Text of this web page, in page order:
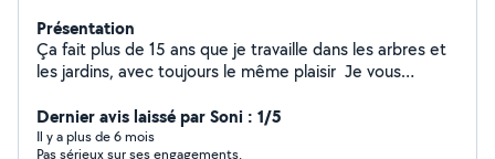
Présentation
Ça fait plus de 15 ans que je travaille dans les arbres et
les jardins, avec toujours le même plaisir Je vous
Abattage en toute sécurité - Entretien de jardin (haies,
tonte, débroussaillage) - Remise en état de vos
Dernier avis laissé par Soni : 1/5
Il y a plus de 6 mois
Pas sérieux sur ses engagements.